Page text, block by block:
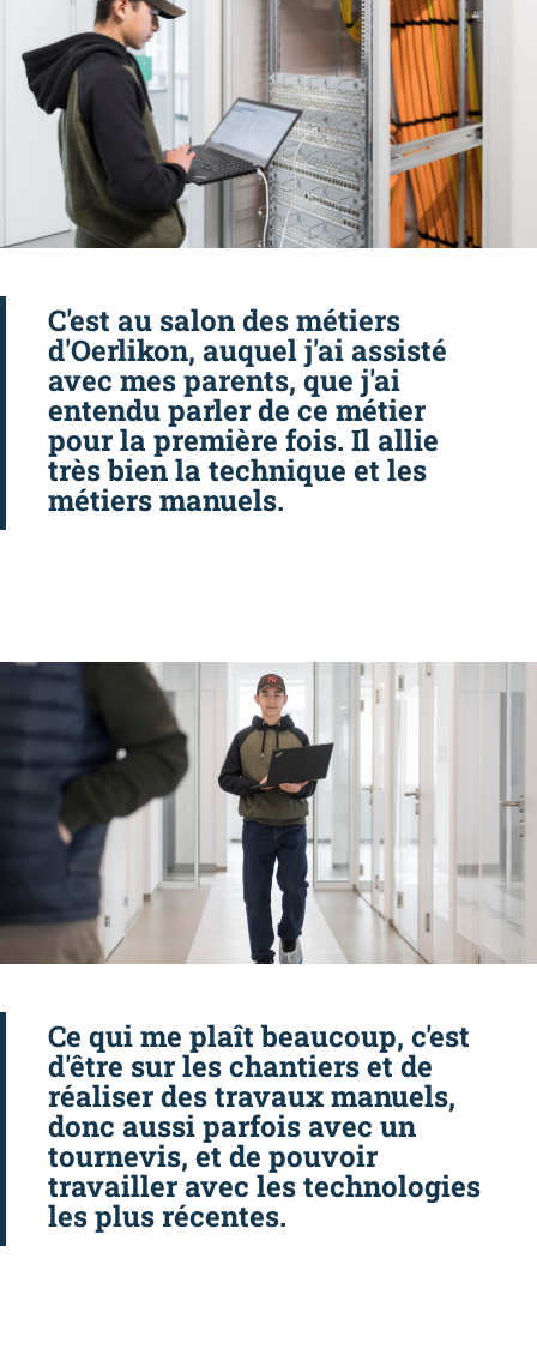
C'est au salon des métiers
d'Oerlikon, auquel j'ai assisté
avec mes parents, que j'ai
entendu parler de ce métier
pour la première fois. Il allie
très bien la technique et les
métiers manuels.
Ce qui me plaît beaucoup, c'est
d'être sur les chantiers et de
réaliser des travaux manuels,
donc aussi parfois avec un
tournevis, et de pouvoir
travailler avec les technologies
les plus récentes.